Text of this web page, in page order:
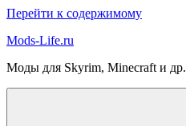
Перейти к содержимому
Mods-Life.ru
Моды для Skyrim, Minecraft и др.